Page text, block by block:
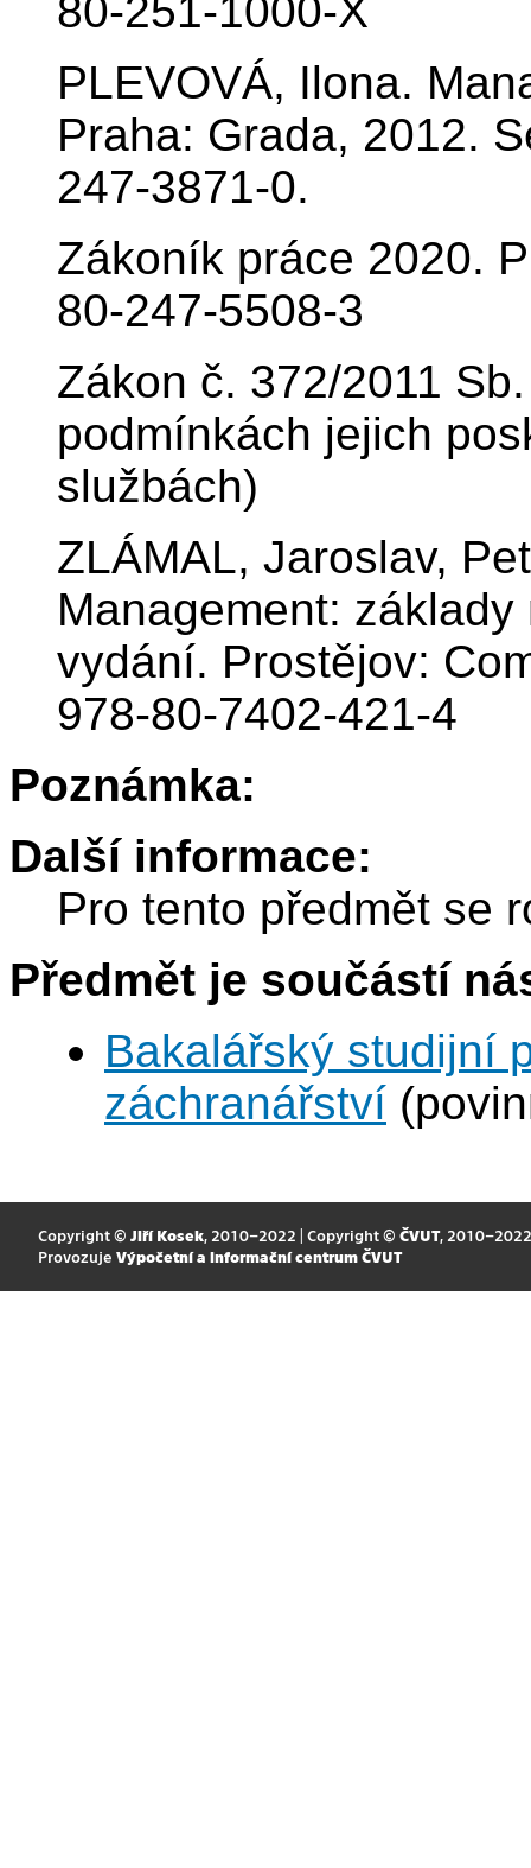
80-251-1000-X
PLEVOVÁ, Ilona.
Praha: Grada, 2012.
247-3871-0.
Zákoník práce 2020.
80-247-5508-3
Zákon č. 372/2011
podmínkách jejich
službách)
ZLÁMAL, Jaroslav,
Management:
vydání. Prostějov:
978-80-7402-421-4
Poznámka:
Další informace:
Pro tento předmět se
Předmět je součástí
Bakalářský studijní
záchranářství
Copyright © Jiří Kosek, 2010–2022 | Copyright © ČVUT, 2010–2022
Provozuje Výpočetní a informační centrum ČVUT